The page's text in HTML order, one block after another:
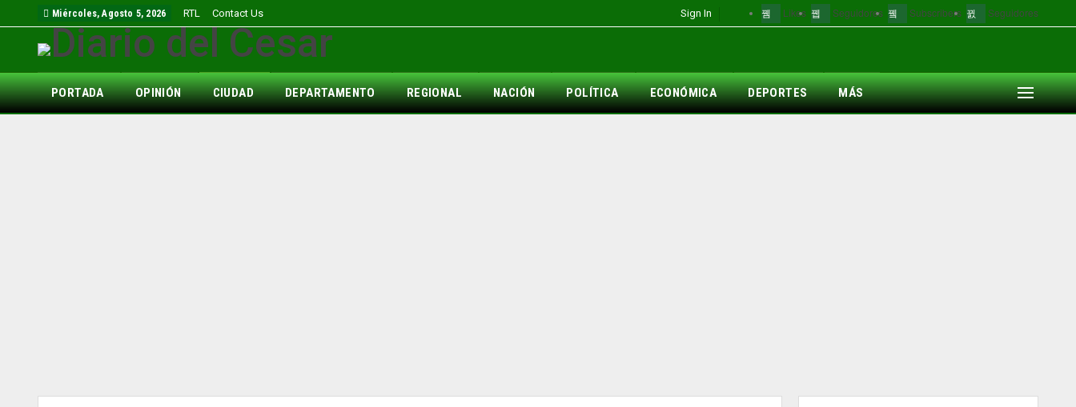
Likes Seguidores Subscribers Seguidores
Sign In
Miércoles, Agosto 5, 2026 RTL Contact Us
PORTADA OPINIÓN CIUDAD DEPARTAMENTO REGIONAL NACIÓN POLÍTICA ECONÓMICA DEPORTES MÁS